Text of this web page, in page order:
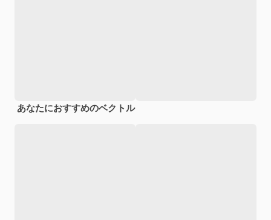
あなたにおすすめのベクトル